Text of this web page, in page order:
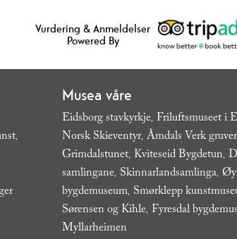
Vurdering & Anmeldelser
Powered By
,
,
Musea våre
Eidsborg stavkyrkje, Friluftsmuseet i
Norsk Skieventyr, Åmdals Verk gruver
Grimdalstunet, Kviteseid Bygdetun,
samlingane, Skinnarlandsamlinga,
bygdemuseum, Smørklepp
Sørensen og Kihle, Fyresdal
Myllarheimen